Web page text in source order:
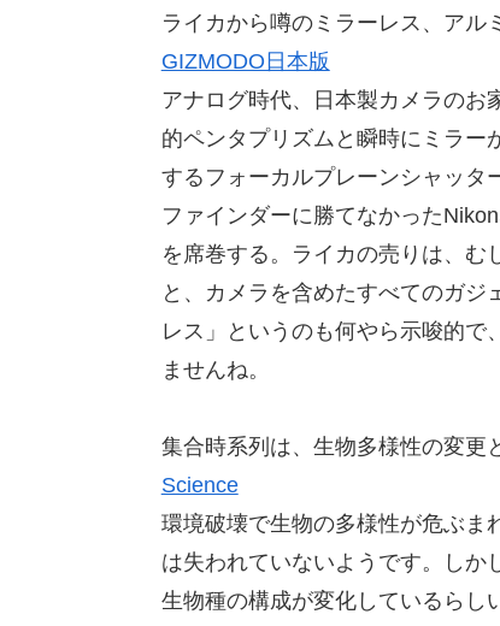
ライカから噂のミラーレス、アル
GIZMODO日本版
アナログ時代、日本製カメラのお
的ペンタプリズムと瞬時にミラー
するフォーカルプレーンシャッタ
ファインダーに勝てなかった
を席巻する。ライカの売りは、む
と、カメラを含めたすべてのガ
レス」というのも何やら示唆的で
ませんね。
集合時系列は、生物多様性の変更
Science
環境破壊で生物の多様性が危ぶま
は失われていないようです。しか
生物種の構成が変化しているらし